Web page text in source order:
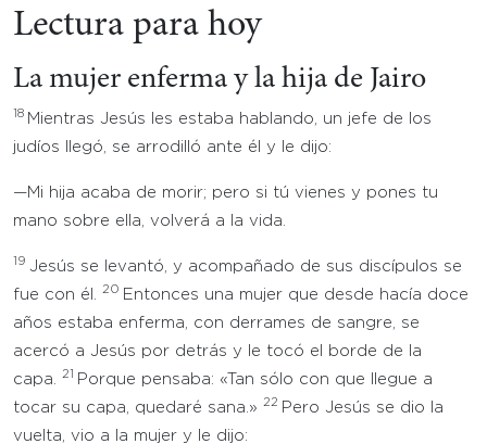
Lectura para hoy
La mujer enferma y la hija de Jairo
18 Mientras Jesús les estaba hablando, un jefe de los
judíos llegó, se arrodilló ante él y le dijo:
—Mi hija acaba de morir; pero si tú vienes y pones tu
mano sobre ella, volverá a la vida.
19 Jesús se levantó, y acompañado de sus discípulos se
fue con él.
20 Entonces una mujer que desde hacía doce
años estaba enferma, con derrames de sangre, se
acercó a Jesús por detrás y le tocó el borde de la
capa.
21
Porque pensaba: «Tan sólo con que llegue a
tocar su capa, quedaré sana.» 22 Pero Jesús se dio la
vuelta, vio a la mujer y le dijo: